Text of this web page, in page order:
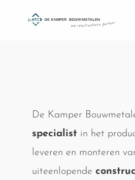
De Kamper
specialistin het
leveren en monteren
uiteenlopende